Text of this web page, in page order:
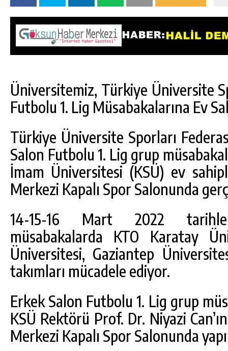
Üniversitemiz, Türkiye Üniversite
Futbolu 1. Lig Müsabakalarına Ev
Türkiye Üniversite Sporları
Salon Futbolu 1. Lig grup
İmam Üniversitesi (KSÜ) ev
Merkezi Kapalı Spor Salonunda
14-15-16 Mart 2022
müsabakalarda KTO Karatay
Üniversitesi, Gaziantep
takımları mücadele ediyor.
Erkek Salon Futbolu 1. Lig grup
KSÜ Rektörü Prof. Dr. Niyazi
Merkezi Kapalı Spor Salonunda
GÜNLÜK HABER AKIŞI
GÖKSUN HAFIZLIK KIZ KUR’AN KURSU
ÖĞRENCILERINE DARENDE GEZISI.